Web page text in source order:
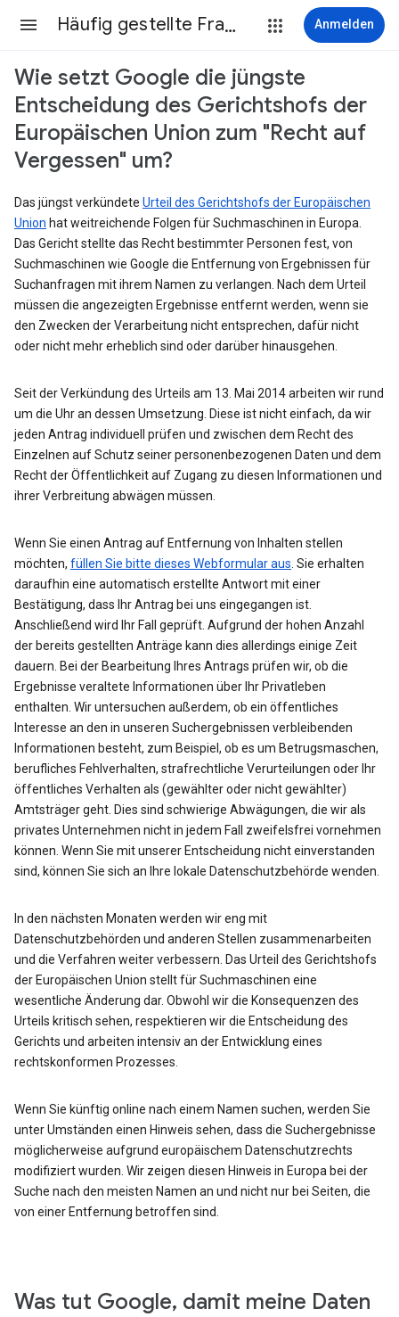
Häufig gestellte Fragen Anmelden
Wie setzt Google die jüngste
Entscheidung des Gerichtshofs der
Europäischen Union zum "Recht auf
Vergessen" um?
Das jüngst verkündete Urteil des Gerichtshofs der Europäischen
Union hat weitreichende Folgen für Suchmaschinen in Europa.
Das Gericht stellte das Recht bestimmter Personen fest, von
Suchmaschinen wie Google die Entfernung von Ergebnissen für
Suchanfragen mit ihrem Namen zu verlangen. Nach dem Urteil
müssen die angezeigten Ergebnisse entfernt werden, wenn sie
den Zwecken der Verarbeitung nicht entsprechen, dafür nicht
oder nicht mehr erheblich sind oder darüber hinausgehen.
Seit der Verkündung des Urteils am 13. Mai 2014 arbeiten wir rund
um die Uhr an dessen Umsetzung. Diese ist nicht einfach, da wir
jeden Antrag individuell prüfen und zwischen dem Recht des
Einzelnen auf Schutz seiner personenbezogenen Daten und dem
Recht der Öffentlichkeit auf Zugang zu diesen Informationen und
ihrer Verbreitung abwägen müssen.
Wenn Sie einen Antrag auf Entfernung von Inhalten stellen
möchten, füllen Sie bitte dieses Webformular aus . Sie erhalten
daraufhin eine automatisch erstellte Antwort mit einer
Bestätigung, dass Ihr Antrag bei uns eingegangen ist.
Anschließend wird Ihr Fall geprüft. Aufgrund der hohen Anzahl
der bereits gestellten Anträge kann dies allerdings einige Zeit
dauern. Bei der Bearbeitung Ihres Antrags prüfen wir, ob die
Ergebnisse veraltete Informationen über Ihr Privatleben
enthalten. Wir untersuchen außerdem, ob ein öffentliches
Interesse an den in unseren Suchergebnissen verbleibenden
Informationen besteht, zum Beispiel, ob es um Betrugsmaschen,
berufliches Fehlverhalten, strafrechtliche Verurteilungen oder Ihr
öffentliches Verhalten als (gewählter oder nicht gewählter)
Amtsträger geht. Dies sind schwierige Abwägungen, die wir als
privates Unternehmen nicht in jedem Fall zweifelsfrei vornehmen
können. Wenn Sie mit unserer Entscheidung nicht einverstanden
sind, können Sie sich an Ihre lokale Datenschutzbehörde wenden.
In den nächsten Monaten werden wir eng mit
Datenschutzbehörden und anderen Stellen zusammenarbeiten
und die Verfahren weiter verbessern. Das Urteil des Gerichtshofs
der Europäischen Union stellt für Suchmaschinen eine
wesentliche Änderung dar. Obwohl wir die Konsequenzen des
Urteils kritisch sehen, respektieren wir die Entscheidung des
Gerichts und arbeiten intensiv an der Entwicklung eines
rechtskonformen Prozesses.
Wenn Sie künftig online nach einem Namen suchen, werden Sie
unter Umständen einen Hinweis sehen, dass die Suchergebnisse
möglicherweise aufgrund europäischem Datenschutzrechts
modifiziert wurden. Wir zeigen diesen Hinweis in Europa bei der
Suche nach den meisten Namen an und nicht nur bei Seiten, die
von einer Entfernung betroffen sind.
Was tut Google, damit meine Daten